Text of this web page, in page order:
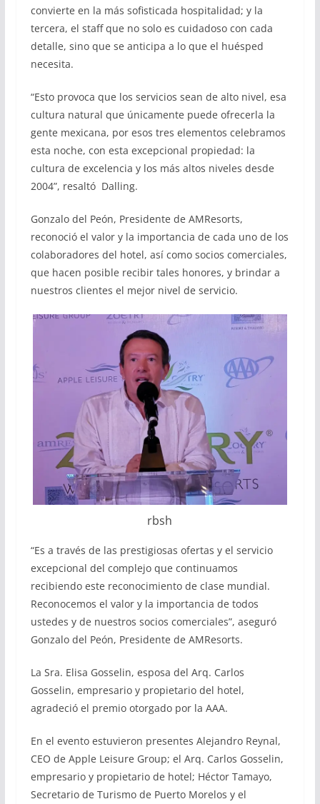
convierte en la más sofisticada hospitalidad; y la
tercera, el staff que no solo es cuidadoso con cada
detalle, sino que se anticipa a lo que el huésped
necesita.
“Esto provoca que los servicios sean de alto nivel, esa
cultura natural que únicamente puede ofrecerla la
gente mexicana, por esos tres elementos celebramos
esta noche, con esta excepcional propiedad: la
cultura de excelencia y los más altos niveles desde
2004”, resaltó Dalling.
Gonzalo del Peón, Presidente de AMResorts,
reconoció el valor y la importancia de cada uno de los
colaboradores del hotel, así como socios comerciales,
que hacen posible recibir tales honores, y brindar a
nuestros clientes el mejor nivel de servicio.
rbsh
“Es a través de las prestigiosas ofertas y el servicio
excepcional del complejo que continuamos
recibiendo este reconocimiento de clase mundial.
Reconocemos el valor y la importancia de todos
ustedes y de nuestros socios comerciales”, aseguró
Gonzalo del Peón, Presidente de AMResorts.
La Sra. Elisa Gosselin, esposa del Arq. Carlos
Gosselin, empresario y propietario del hotel,
agradeció el premio otorgado por la AAA.
En el evento estuvieron presentes Alejandro Reynal,
CEO de Apple Leisure Group; el Arq. Carlos Gosselin,
empresario y propietario de hotel; Héctor Tamayo,
Secretario de Turismo de Puerto Morelos y el